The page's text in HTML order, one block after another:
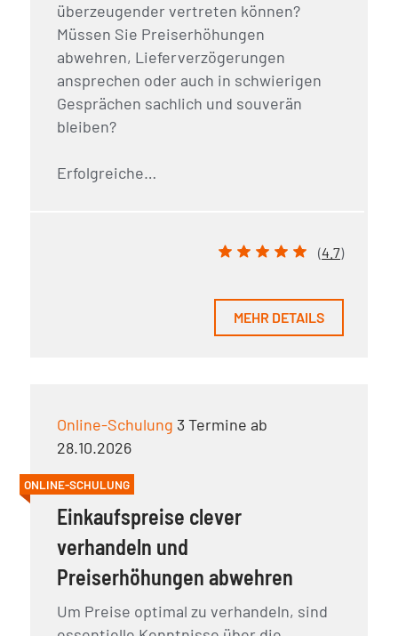
überzeugender vertreten können?
Müssen Sie Preiserhöhungen
abwehren, Lieferverzögerungen
ansprechen oder auch in schwierigen
Gesprächen sachlich und souverän
bleiben?
Erfolgreiche…
(4.7)
MEHR DETAILS
Online-Schulung 3 Termine ab
28.10.2026
ONLINE-SCHULUNG
Einkaufspreise clever
verhandeln und
Preiserhöhungen abwehren
Um Preise optimal zu verhandeln, sind